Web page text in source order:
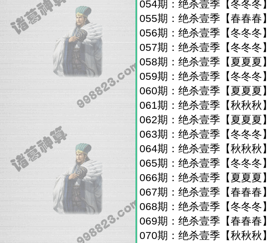
054期：绝杀壹季【冬冬冬】
055期：绝杀壹季【春春春】
056期：绝杀壹季【冬冬冬】
057期：绝杀壹季【冬冬冬】
058期：绝杀壹季【夏夏夏】
059期：绝杀壹季【冬冬冬】
060期：绝杀壹季【夏夏夏】
061期：绝杀壹季【秋秋秋】
062期：绝杀壹季【夏夏夏】
063期：绝杀壹季【冬冬冬】
064期：绝杀壹季【秋秋秋】
065期：绝杀壹季【冬冬冬】
066期：绝杀壹季【夏夏夏】
067期：绝杀壹季【春春春】
068期：绝杀壹季【冬冬冬】
069期：绝杀壹季【春春春】
070期：绝杀壹季【秋秋秋】